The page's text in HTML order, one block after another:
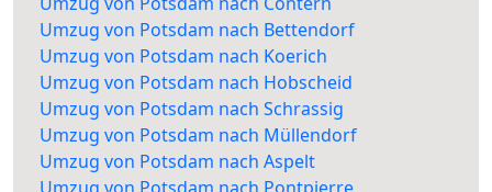
Umzug von Potsdam nach Bettendorf
Umzug von Potsdam nach Koerich
Umzug von Potsdam nach Hobscheid
Umzug von Potsdam nach Schrassig
Umzug von Potsdam nach Müllendorf
Umzug von Potsdam nach Aspelt